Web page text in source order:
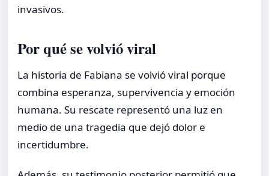
invasivos.
Por qué se volvió viral
La historia de Fabiana se volvió viral porque
combina esperanza, supervivencia y emoción
humana. Su rescate representó una luz en
medio de una tragedia que dejó dolor e
incertidumbre.